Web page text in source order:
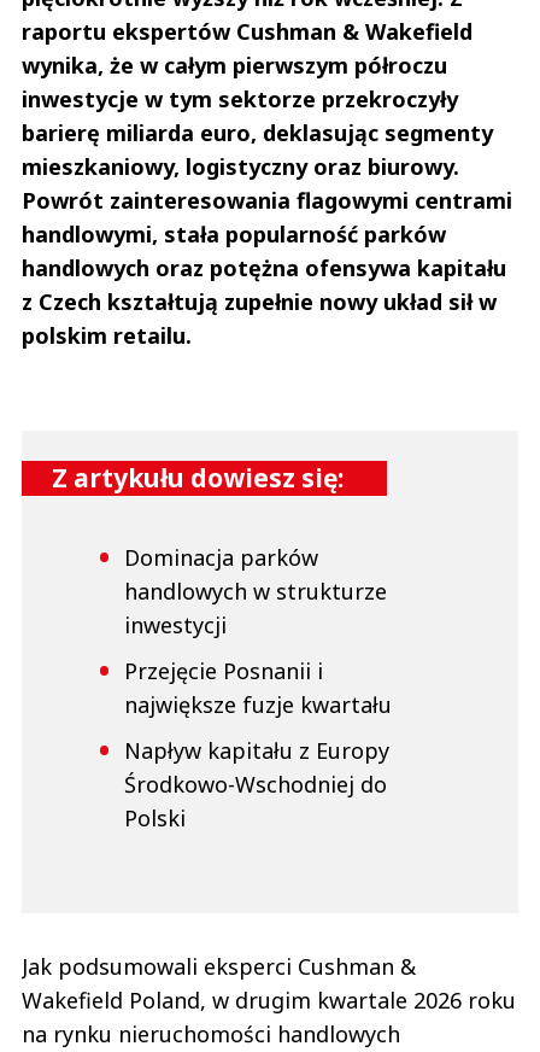
raportu ekspertów Cushman & Wakefield
wynika, że w całym pierwszym półroczu
inwestycje w tym sektorze przekroczyły
barierę miliarda euro, deklasując segmenty
mieszkaniowy, logistyczny oraz biurowy.
Powrót zainteresowania flagowymi centrami
handlowymi, stała popularność parków
handlowych oraz potężna ofensywa kapitału
z Czech kształtują zupełnie nowy układ sił w
polskim retailu.
Z artykułu dowiesz się:
Dominacja parków
handlowych w strukturze
inwestycji
Przejęcie Posnanii i
największe fuzje kwartału
Napływ kapitału z Europy
Środkowo-Wschodniej do
Polski
Jak podsumowali eksperci Cushman &
Wakefield Poland, w drugim kwartale 2026 roku
na rynku nieruchomości handlowych